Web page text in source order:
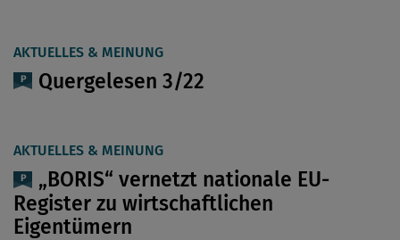
AKTUELLES & MEINUNG
Quergelesen 3/22
AKTUELLES & MEINUNG
„BORIS“ vernetzt nationale EU-
Register zu wirtschaftlichen
Eigentümern